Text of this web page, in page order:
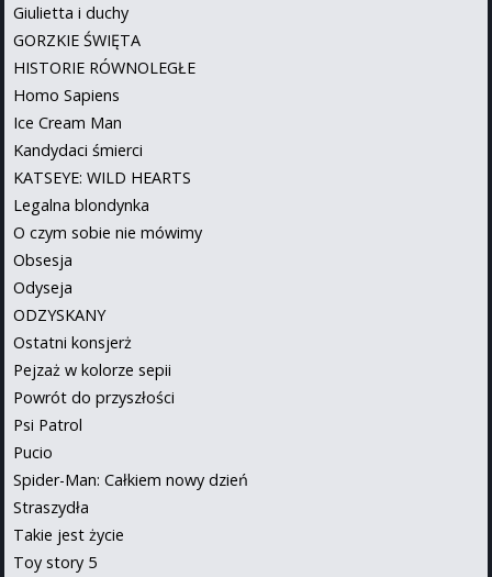
Giulietta i duchy
GORZKIE ŚWIĘTA
HISTORIE RÓWNOLEGŁE
Homo Sapiens
Ice Cream Man
Kandydaci śmierci
KATSEYE: WILD HEARTS
Legalna blondynka
O czym sobie nie mówimy
Obsesja
Odyseja
ODZYSKANY
Ostatni konsjerż
Pejzaż w kolorze sepii
Powrót do przyszłości
Psi Patrol
Pucio
Spider-Man: Całkiem nowy dzień
Straszydła
Takie jest życie
Toy story 5